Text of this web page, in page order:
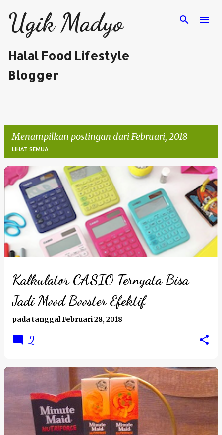
Langsung ke konten utama
Ugik Madyo
Halal Food Lifestyle
Blogger
Menampilkan postingan dari Februari, 2018
LIHAT SEMUA
P
s
t
n
Kalkulator CASIO Ternyata Bisa
Jadi Mood Booster Efektif
pada tanggalFebruari 28, 2018
2